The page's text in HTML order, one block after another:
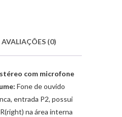
AVALIAÇÕES (0)
com microfone
Fone de ouvido
entrada P2, possui
na área interna